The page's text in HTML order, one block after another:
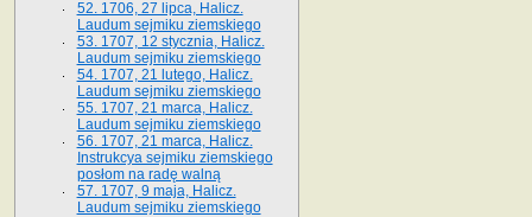
52. 1706, 27 lipca, Halicz.
Laudum sejmiku ziemskiego
53. 1707, 12 stycznia, Halicz.
Laudum sejmiku ziemskiego
54. 1707, 21 lutego, Halicz.
Laudum sejmiku ziemskiego
55. 1707, 21 marca, Halicz.
Laudum sejmiku ziemskiego
56. 1707, 21 marca, Halicz.
Instrukcya sejmiku ziemskiego
posłom na radę walną
57. 1707, 9 maja, Halicz.
Laudum sejmiku ziemskiego